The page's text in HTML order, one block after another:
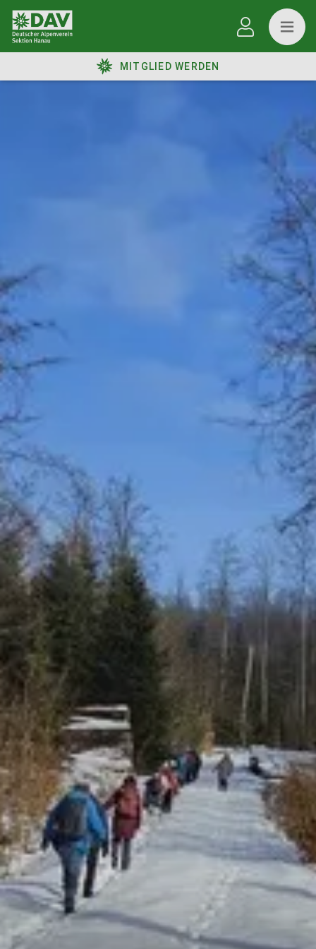
MITGLIED WERDEN